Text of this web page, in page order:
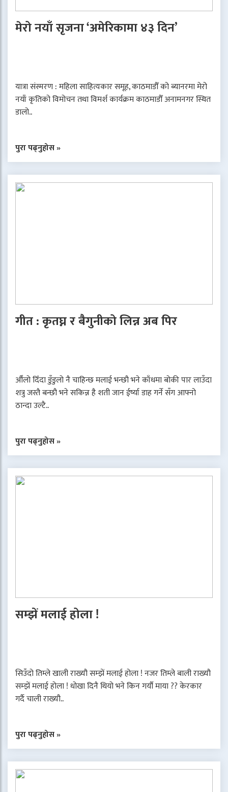
मेरो नयाँ सृजना ‘अमेरिकामा ४३ दिन’
यात्रा संस्मरण : महिला साहित्यकार समूह, काठमाडौँ को ब्यानरमा मेरो
नयाँ कृतिको विमोचन तथा विमर्श कार्यक्रम काठमाडौँ अनामनगर स्थित
डालो..
पुरा पढ्नुहोस »
गीत : कृतघ्न र बैगुनीको लिन्न अब पिर
औँलो दिँदा डुँडुलो नै चाहिन्छ मलाई भन्छौ भने काँधमा बोकी पार लाउँदा
शत्रु जस्तै बन्छौ भने सकिन्न है शती जान ईर्ष्या डाह गर्ने सँग आफ्नो
ठान्दा उल्टै..
पुरा पढ्नुहोस »
सम्झें मलाई होला !
सिउँदो तिम्ले खाली राख्यौ सम्झें मलाई होला ! नजर तिम्ले बाली राख्यौ
सम्झें मलाई होला ! धोखा दिनै थियो भने किन गर्यौ माया ?? केरकार
गर्दै चाली राख्यौ..
पुरा पढ्नुहोस »